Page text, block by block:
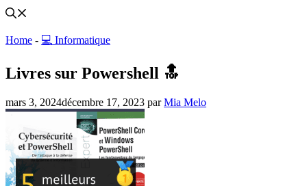
Home - 💻 Informatique
Livres sur Powershell 🔝
mars 3, 2024décembre 17, 2023 parMia Melo